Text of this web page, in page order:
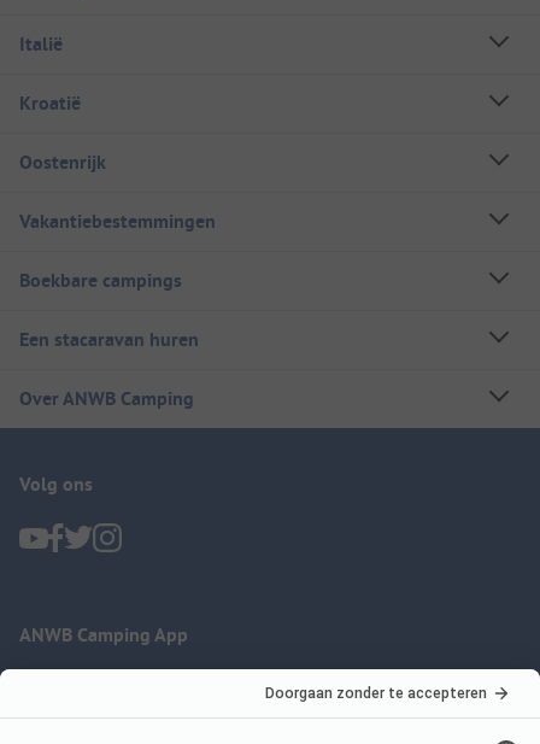
Italië
Kroatië
Oostenrijk
Vakantiebestemmingen
Boekbare campings
Een stacaravan huren
Over ANWB Camping
Volg ons
ANWB Camping App